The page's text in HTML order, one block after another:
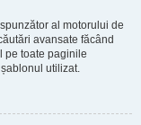
al motorului de
avansate făcând
pe toate paginile
utilizat.